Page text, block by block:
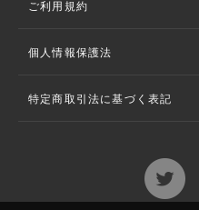
ご利用規約
個人情報保護法
特定商取引法に基づく表記